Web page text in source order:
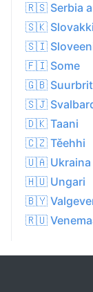
🇷🇸 Serbia
🇸🇰
🇸🇮
🇫🇮 Some
🇬🇧
🇸🇯
🇩🇰 Taani
🇨🇿 Těehhi
🇺🇦 Ukraina
🇭🇺 Ungari
🇧🇾
🇷🇺